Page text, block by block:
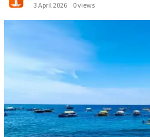
3 April 2026
0 views